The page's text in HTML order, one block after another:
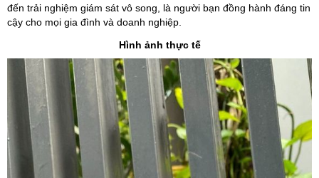
đến trải nghiệm giám sát vô song, là người bạn đồng hành đáng tin
cậy cho mọi gia đình và doanh nghiệp.
Hình ảnh thực tế